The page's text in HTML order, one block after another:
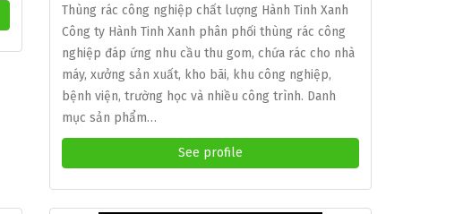
Thùng rác công nghiệp chất lượng Hành Tinh Xanh
Công ty Hành Tinh Xanh phân phối thùng rác công
nghiệp đáp ứng nhu cầu thu gom, chứa rác cho nhà
máy, xưởng sản xuất, kho bãi, khu công nghiệp,
bệnh viện, trường học và nhiều công trình. Danh
mục sản phẩm…
See profile